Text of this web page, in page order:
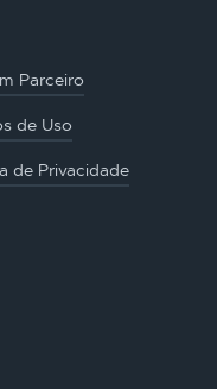
Parceiro
de Uso
de Privacidade